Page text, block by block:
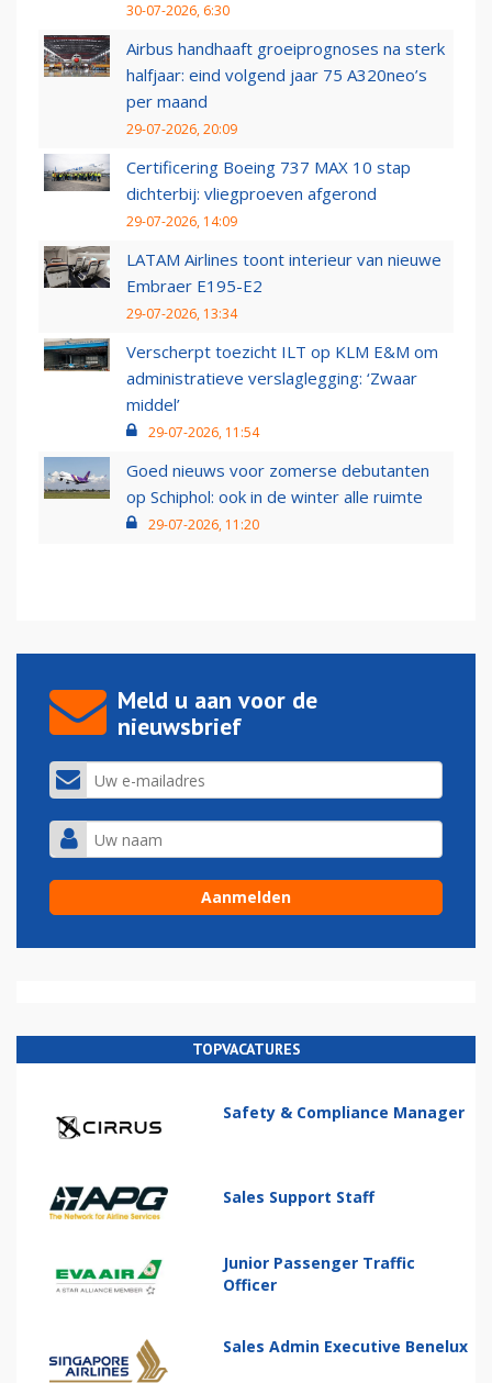
30-07-2026, 6:30
Airbus handhaaft groeiprognoses na sterk
halfjaar: eind volgend jaar 75 A320neo’s
per maand
29-07-2026, 20:09
Certificering Boeing 737 MAX 10 stap
dichterbij: vliegproeven afgerond
29-07-2026, 14:09
LATAM Airlines toont interieur van nieuwe
Embraer E195-E2
29-07-2026, 13:34
Verscherpt toezicht ILT op KLM E&M om
administratieve verslaglegging: ‘Zwaar
middel’
29-07-2026, 11:54
Goed nieuws voor zomerse debutanten
op Schiphol: ook in de winter alle ruimte
29-07-2026, 11:20
Meld u aan voor de
nieuwsbrief
TOPVACATURES
Safety & Compliance Manager
Sales Support Staff
Junior Passenger Traffic
Officer
Sales Admin Executive Benelux